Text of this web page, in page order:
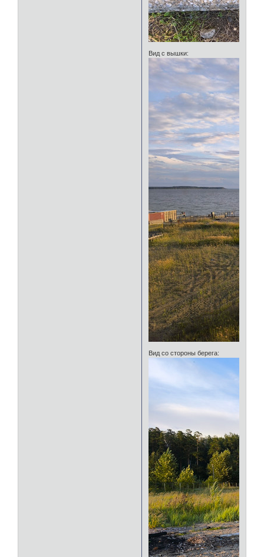
Вид с вышки:
Вид со стороны берега: